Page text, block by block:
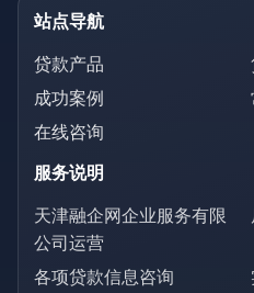
站点导航
贷款产品
成功案例
在线咨询
服务说明
天津融企网企业服务有限
公司运营
各项贷款信息咨询